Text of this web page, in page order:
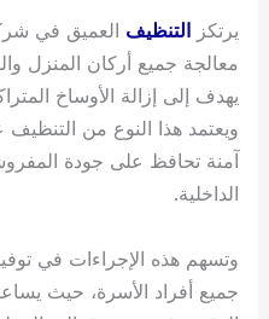
يرتكزالتنظيف العميق في
معالجة جميع أركان المنزل
يهدف إلى إزالة الأوساخ
ويعتمد هذا النوع من
آمنة تحافظ على جودة
الداخلية.
وتسهم هذه الإجراءات في
جميع أفراد الأسرة، حيث